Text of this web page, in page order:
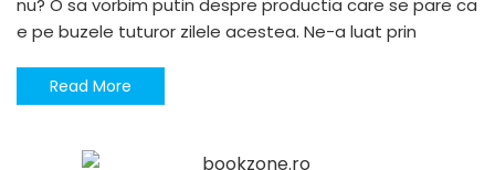
nu? O sa vorbim putin despre productia care se pare ca
e pe buzele tuturor zilele acestea. Ne-a luat prin
Read More